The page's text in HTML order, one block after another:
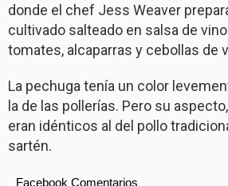
donde el chef Jess Weaver
cultivado salteado en salsa de
tomates, alcaparras y cebollas de
La pechuga tenía un color
la de las pollerías. Pero su
eran idénticos al del pollo
sartén.
Facebook Comentarios